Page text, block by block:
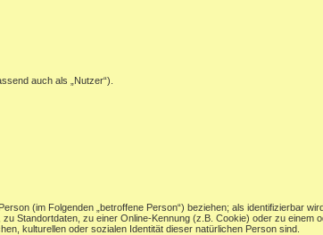
auch als „Nutzer“).
(im Folgenden „betroffene Person“) beziehen; als identifizierbar
Standortdaten, zu einer Online-Kennung (z.B. Cookie) oder zu einem
kulturellen oder sozialen Identität dieser natürlichen Person sind.